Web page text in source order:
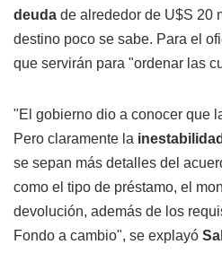
deuda de alrededor de U$S 20
destino poco se sabe. Para el
que servirán para "ordenar las
"El gobierno dio a conocer que
Pero claramente la
se sepan más detalles del
como el tipo de préstamo, el
devolución, además de los
Fondo a cambio", se explayó